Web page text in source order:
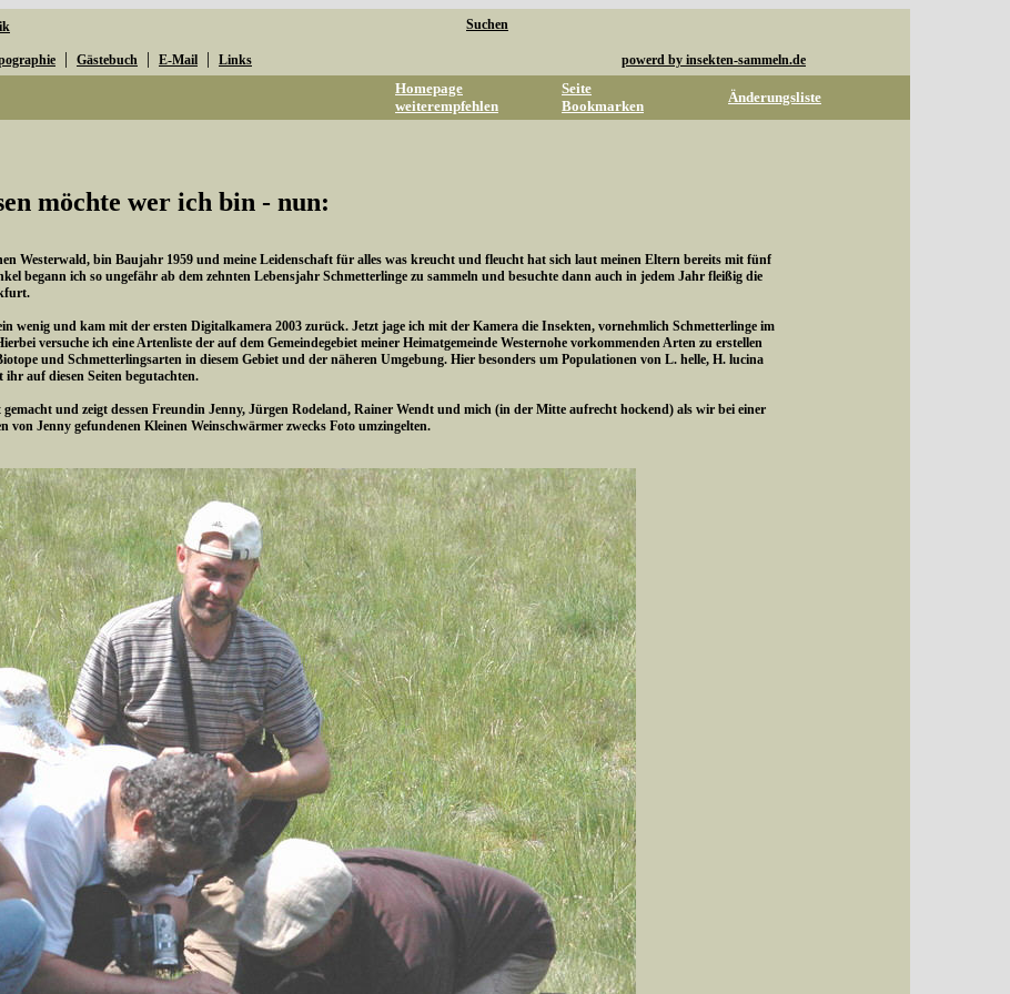
Suchen
| Gästebuch | E-Mail | Links powerd by insekten-sammeln.de
Homepage
weiterempfehlen
Seite
Bookmarken
Änderungsliste
möchte wer ich bin - nun:
Westerwald, bin Baujahr 1959 und meine Leidenschaft für alles was kreucht und fleucht hat sich laut meinen Eltern bereits mit fünf
begann ich so ungefähr ab dem zehnten Lebensjahr Schmetterlinge zu sammeln und besuchte dann auch in jedem Jahr fleißig die
wenig und kam mit der ersten Digitalkamera 2003 zurück. Jetzt jage ich mit der Kamera die Insekten, vornehmlich Schmetterlinge im
versuche ich eine Artenliste der auf dem Gemeindegebiet meiner Heimatgemeinde Westernohe vorkommenden Arten zu erstellen
und Schmetterlingsarten in diesem Gebiet und der näheren Umgebung. Hier besonders um Populationen von L. helle, H. lucina
auf diesen Seiten begutachten.
und zeigt dessen Freundin Jenny, Jürgen Rodeland, Rainer Wendt und mich (in der Mitte aufrecht hockend) als wir bei einer
von Jenny gefundenen Kleinen Weinschwärmer zwecks Foto umzingelten.